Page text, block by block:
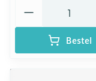
Bestel